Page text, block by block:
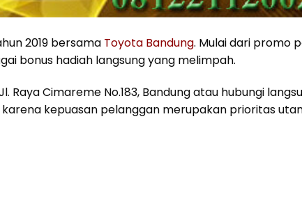
2019 bersama Toyota Bandung. Mulai dari promo
bonus hadiah langsung yang melimpah.
Raya Cimareme No.183, Bandung atau hubungi
karena kepuasan pelanggan merupakan prioritas